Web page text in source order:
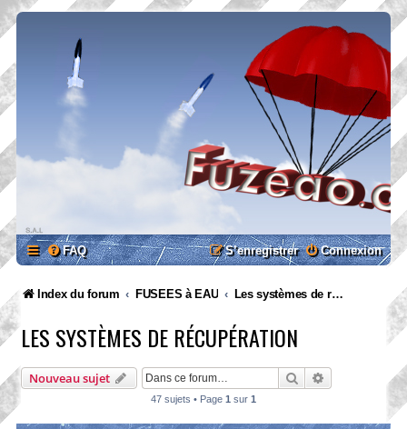
FAQ Connexion
S’enregistrer
Index du forum FUSEES à EAU Les systèmes de récupération
LES SYSTÈMES DE RÉCUPÉRATION
Nouveau sujet RechercherRecherche
47 sujets • Page 1 sur 1